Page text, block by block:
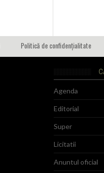
Politică de confidențialitate
Agenda
Editorial
Super
Licitatii
Anuntul oficial